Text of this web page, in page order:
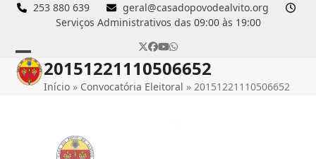
Skip
253 880 639
geral@casadopovodealvito.org
Serviços Administrativos das 09:00 às 19:00
Twitter
Facebook
YouTube
Whatsapp
Open
mobile
Close
mobile
20151221110506652
Início » Convocatória Eleitoral »20151221110506652